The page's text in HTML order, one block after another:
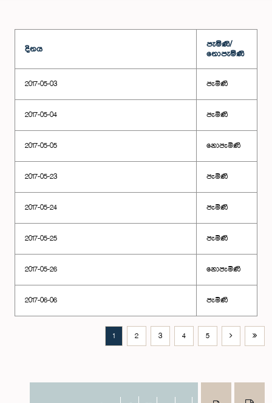
දිනය
පැමිණි/
නොපැමිණි
2017-05-03 පැමිණි
2017-05-04 පැමිණි
2017-05-05 නොපැමිණි
2017-05-23 පැමිණි
2017-05-24 පැමිණි
2017-05-25 පැමිණි
2017-05-26 නොපැමිණි
2017-06-06 පැමිණි
1 2 3 4 5